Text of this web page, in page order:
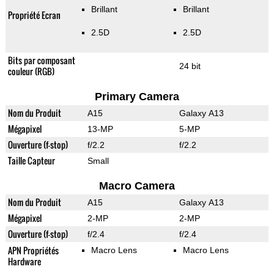
Propriété Ecran Brillant
2.5D
Brillant
2.5D
Bits par composant
couleur (RGB)
24 bit
Primary Camera
Nom du Produit A15 Galaxy A13
Mégapixel 13-MP 5-MP
Ouverture (f-stop) f/2.2 f/2.2
Taille Capteur Small
Macro Camera
Nom du Produit A15 Galaxy A13
Mégapixel 2-MP 2-MP
Ouverture (f-stop) f/2.4 f/2.4
APN Propriétés
Hardware
Macro Lens Macro Lens